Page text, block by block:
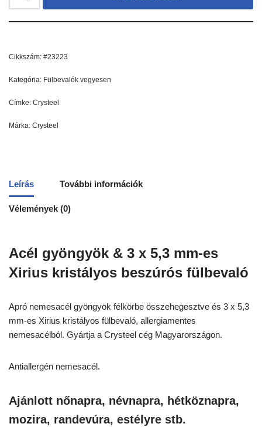
Cikkszám: #23223
Kategória: Fülbevalók vegyesen
Címke: Crysteel
Márka: Crysteel
Leírás További információk
Vélemények (0)
Acél gyöngyök & 3 x 5,3 mm-es
Xirius kristályos beszúrós fülbevaló
Apró nemesacél gyöngyök félkörbe összehegesztve és 3 x 5,3
mm-es Xirius kristályos fülbevaló, allergiamentes
nemesacélból. Gyártja a Crysteel cég Magyarországon.
Antiallergén nemesacél.
Ajánlott nőnapra, névnapra, hétköznapra,
mozira, randevúra, estélyre stb.